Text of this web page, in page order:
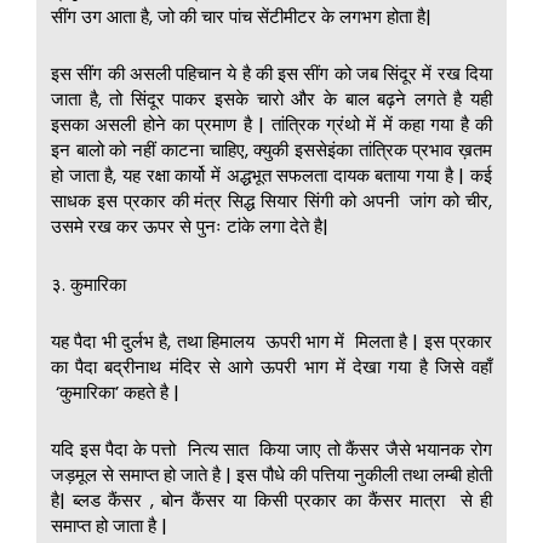
सींग उग आता है, जो की चार पांच सेंटीमीटर के लगभग होता है|
इस सींग की असली पहिचान ये है की इस सींग को जब सिंदूर में रख दिया
जाता है, तो सिंदूर पाकर इसके चारो और के बाल बढ़ने लगते है यही
इसका असली होने का प्रमाण है | तांत्रिक ग्रंथो में में कहा गया है की
इन बालो को नहीं काटना चाहिए, क्युकी इससेइंका तांत्रिक प्रभाव ख़तम
हो जाता है, यह रक्षा कार्यो में अद्धभूत सफलता दायक बताया गया है | कई
साधक इस प्रकार की मंत्र सिद्ध सियार सिंगी को अपनी जांग को चीर,
उसमे रख कर ऊपर से पुनः टांके लगा देते है|
३. कुमारिका
यह पैदा भी दुर्लभ है, तथा हिमालय ऊपरी भाग में मिलता है | इस प्रकार
का पैदा बद्रीनाथ मंदिर से आगे ऊपरी भाग में देखा गया है जिसे वहाँ
‘कुमारिका’ कहते है |
यदि इस पैदा के पत्तो नित्य सात किया जाए तो कैंसर जैसे भयानक रोग
जड़मूल से समाप्त हो जाते है | इस पौधे की पत्तिया नुकीली तथा लम्बी होती
है| ब्लड कैंसर , बोन कैंसर या किसी प्रकार का कैंसर मात्रा से ही
समाप्त हो जाता है |